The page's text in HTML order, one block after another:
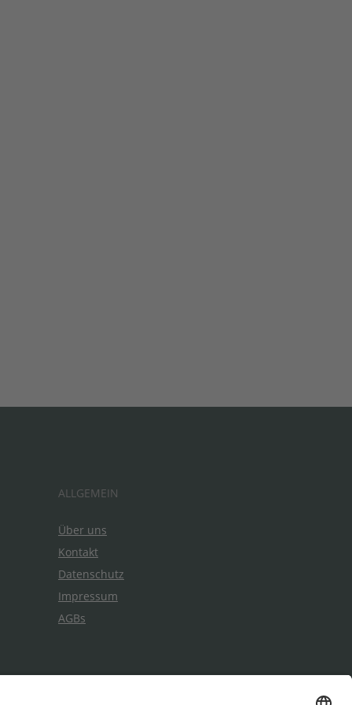
ALLGEMEIN
Über uns
Kontakt
Datenschutz
Impressum
AGBs